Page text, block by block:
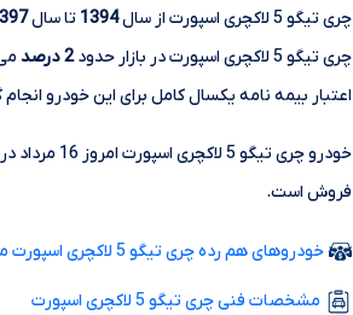
چری تیگو 5 لاکچری اسپورت از سال 1394 تا سال
چری تیگو 5 لاکچری اسپورت در بازار حدود
2 درصد می
اعتبار بیمه نامه یکسال کامل برای این خودرو
فروش است.
خودروهای هم رده چری تیگو 5 لاکچری اسپورت مدل 94
مشخصات فنی چری تیگو 5 لاکچری اسپورت